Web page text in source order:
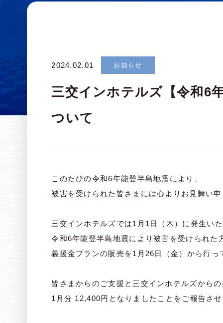
2024.02.01 お知らせ
三交インホテルズ【令和6
ついて
このたびの令和6年能登半島地震により、
被害を受けられた皆さまには心よりお見舞い
三交インホテルズでは1月1日（木）に発生い
令和6年能登半島地震により被害を受けられた
義援金プランの販売を1月26日（金）から行っ
皆さまからのご支援と三交インホテルズから
1月分 12,400円となりましたことをご報告さ